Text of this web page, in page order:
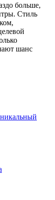
больше,
Стиль
шанс